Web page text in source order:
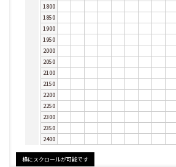
1800
1850
1900
1950
2000
2050
2100
2150
2200
2250
2300
2350
2400